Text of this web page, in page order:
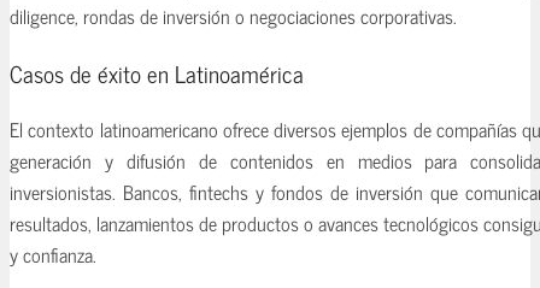
diligence, rondas de inversión o negociaciones corporativas.
Casos de éxito en Latinoamérica
El contexto latinoamericano ofrece diversos ejemplos de compañías
generación y difusión de contenidos en medios para
inversionistas. Bancos, fintechs y fondos de inversión que
resultados, lanzamientos de productos o avances tecnológicos
y confianza.